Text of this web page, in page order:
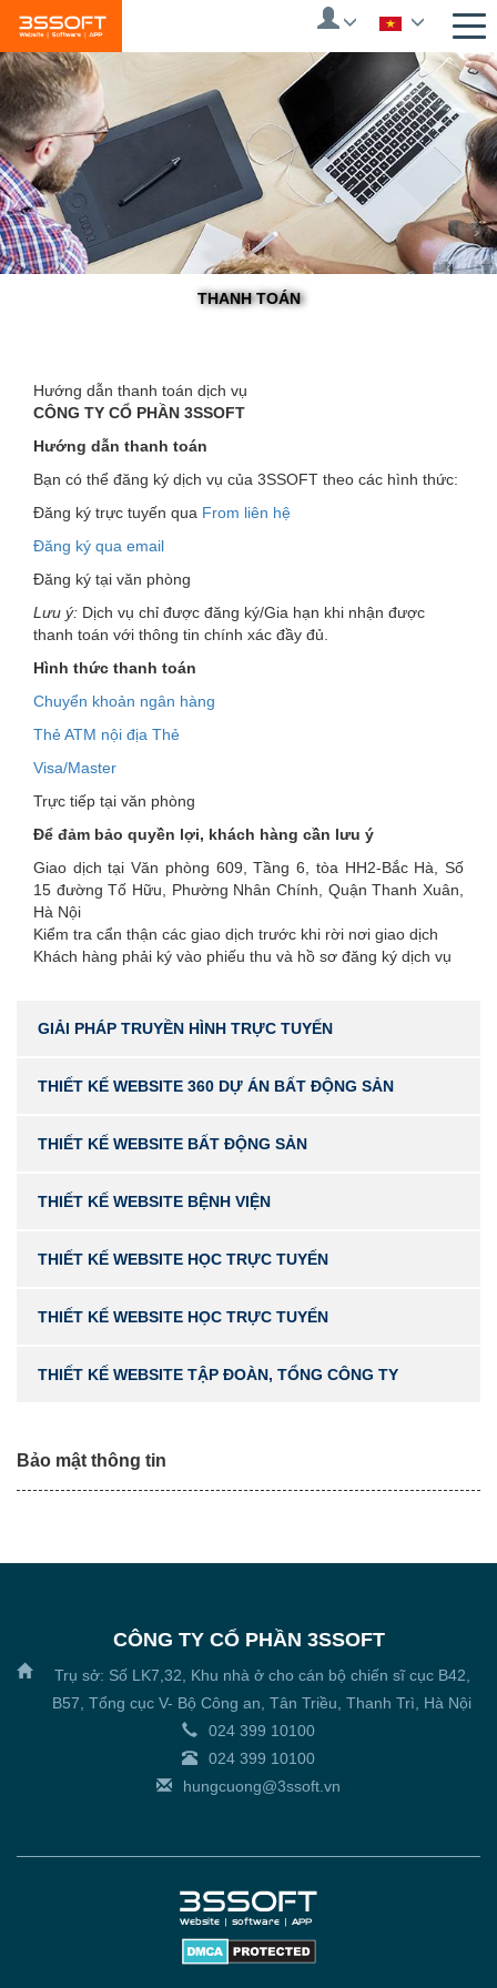
main
content
THANH TOÁN
You
are
here
Hướng dẫn thanh toán dịch vụ
CÔNG TY CỔ PHẦN 3SSOFT
Hướng dẫn thanh toán
Bạn có thể đăng ký dịch vụ của 3SSOFT theo các hình thức:
Đăng ký trực tuyến qua From liên hệ
Đăng ký qua email
Đăng ký tại văn phòng
Lưu ý: Dịch vụ chỉ được đăng ký/Gia hạn khi nhận được
thanh toán với thông tin chính xác đầy đủ.
Hình thức thanh toán
Chuyển khoản ngân hàng
Thẻ ATM nội địa Thẻ
Visa/Master
Trực tiếp tại văn phòng
Để đảm bảo quyền lợi, khách hàng cần lưu ý
Giao dịch tại Văn phòng 609, Tầng 6, tòa HH2-Bắc Hà, Số
15 đường Tố Hữu, Phường Nhân Chính, Quận Thanh Xuân,
Hà Nội
Kiểm tra cẩn thận các giao dịch trước khi rời nơi giao dịch
Khách hàng phải ký vào phiếu thu và hồ sơ đăng ký dịch vụ
GIẢI PHÁP TRUYỀN HÌNH TRỰC TUYẾN
THIẾT KẾ WEBSITE 360 DỰ ÁN BẤT ĐỘNG SẢN
THIẾT KẾ WEBSITE BẤT ĐỘNG SẢN
THIẾT KẾ WEBSITE BỆNH VIỆN
THIẾT KẾ WEBSITE HỌC TRỰC TUYẾN
THIẾT KẾ WEBSITE HỌC TRỰC TUYẾN
THIẾT KẾ WEBSITE TẬP ĐOÀN, TỔNG CÔNG TY
Bảo mật thông tin
CÔNG TY CỔ PHẦN 3SSOFT
Trụ sở: Số LK7,32, Khu nhà ở cho cán bộ chiến sĩ cục B42,
B57, Tổng cục V- Bộ Công an, Tân Triều, Thanh Trì, Hà Nội
024 399 10100
024 399 10100
hungcuong@3ssoft.vn